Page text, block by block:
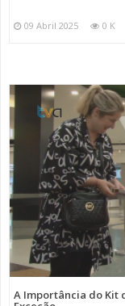
09 Abril 2025 0 K
A Importância do Kit